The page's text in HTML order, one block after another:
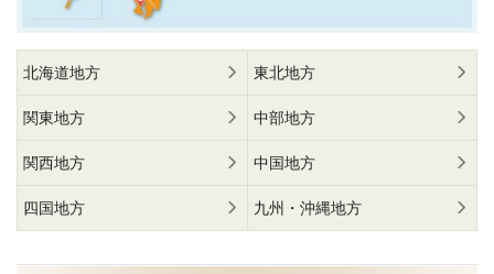
北海道地方 東北地方
関東地方 中部地方
関西地方 中国地方
四国地方 九州・沖縄地方